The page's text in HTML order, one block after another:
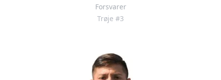
Forsvarer
Trøje #3